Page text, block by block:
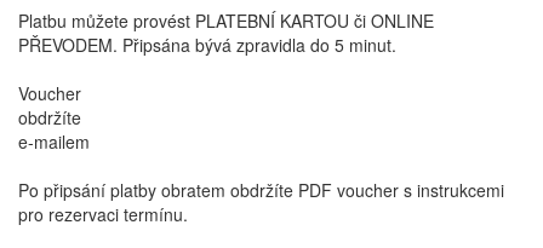
Platbu můžete provést PLATEBNÍ KARTOU či ONLINE
PŘEVODEM. Připsána bývá zpravidla do 5 minut.
Voucher
obdržíte
e-mailem
Po připsání platby obratem obdržíte PDF voucher s instrukcemi
pro rezervaci termínu.